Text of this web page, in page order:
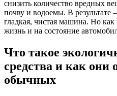
снизить количество вредных
почву и водоемы. В результате
гладкая, чистая машина. Но
жизнь и на состояние
Что такое
средства и как они
обычных